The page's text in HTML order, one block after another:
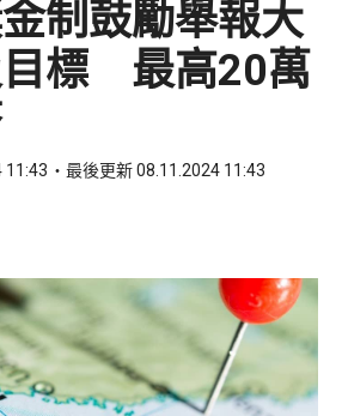
制鼓勵舉報大
目標 最高20萬
11:43 最後更新 08.11.2024 11:43